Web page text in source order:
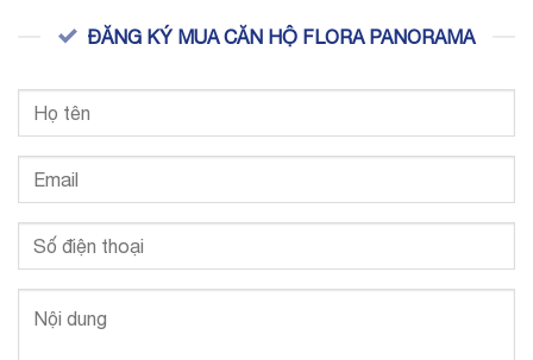
ĐĂNG KÝ MUA CĂN HỘ FLORA PANORAMA